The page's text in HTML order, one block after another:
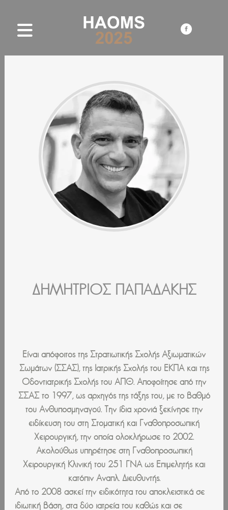
ΔΗΜΗΤΡΙΟΣ ΠΑΠΑΔΑΚΗΣ
Είναι απόφοιτος της Στρατιωτικής Σχολής Αξιωματικών
Σωμάτων (ΣΣΑΣ), της Ιατρικής Σχολής του ΕΚΠΑ και της
Οδοντιατρικής Σχολής του ΑΠΘ. Αποφοίτησε από την
ΣΣΑΣ το 1997, ως αρχηγός της τάξης του, με το βαθμό
του Ανθυποσμηναγού. Την ίδια χρονιά ξεκίνησε την
ειδίκευση του στη Στοματική και Γναθοπροσωπική
Χειρουργική, την οποία ολοκλήρωσε το 2002.
Ακολούθως υπηρέτησε στη Γναθοπροσωπική
Χειρουργική Κλινική του 251 ΓΝΑ ως Επιμελητής και
κατόπιν Αναπλ. Διευθυντής.
Από το 2008 ασκεί την ειδικότητα του αποκλειστικά σε
ιδιωτική βάση, στα δύο ιατρεία του καθώς και σε